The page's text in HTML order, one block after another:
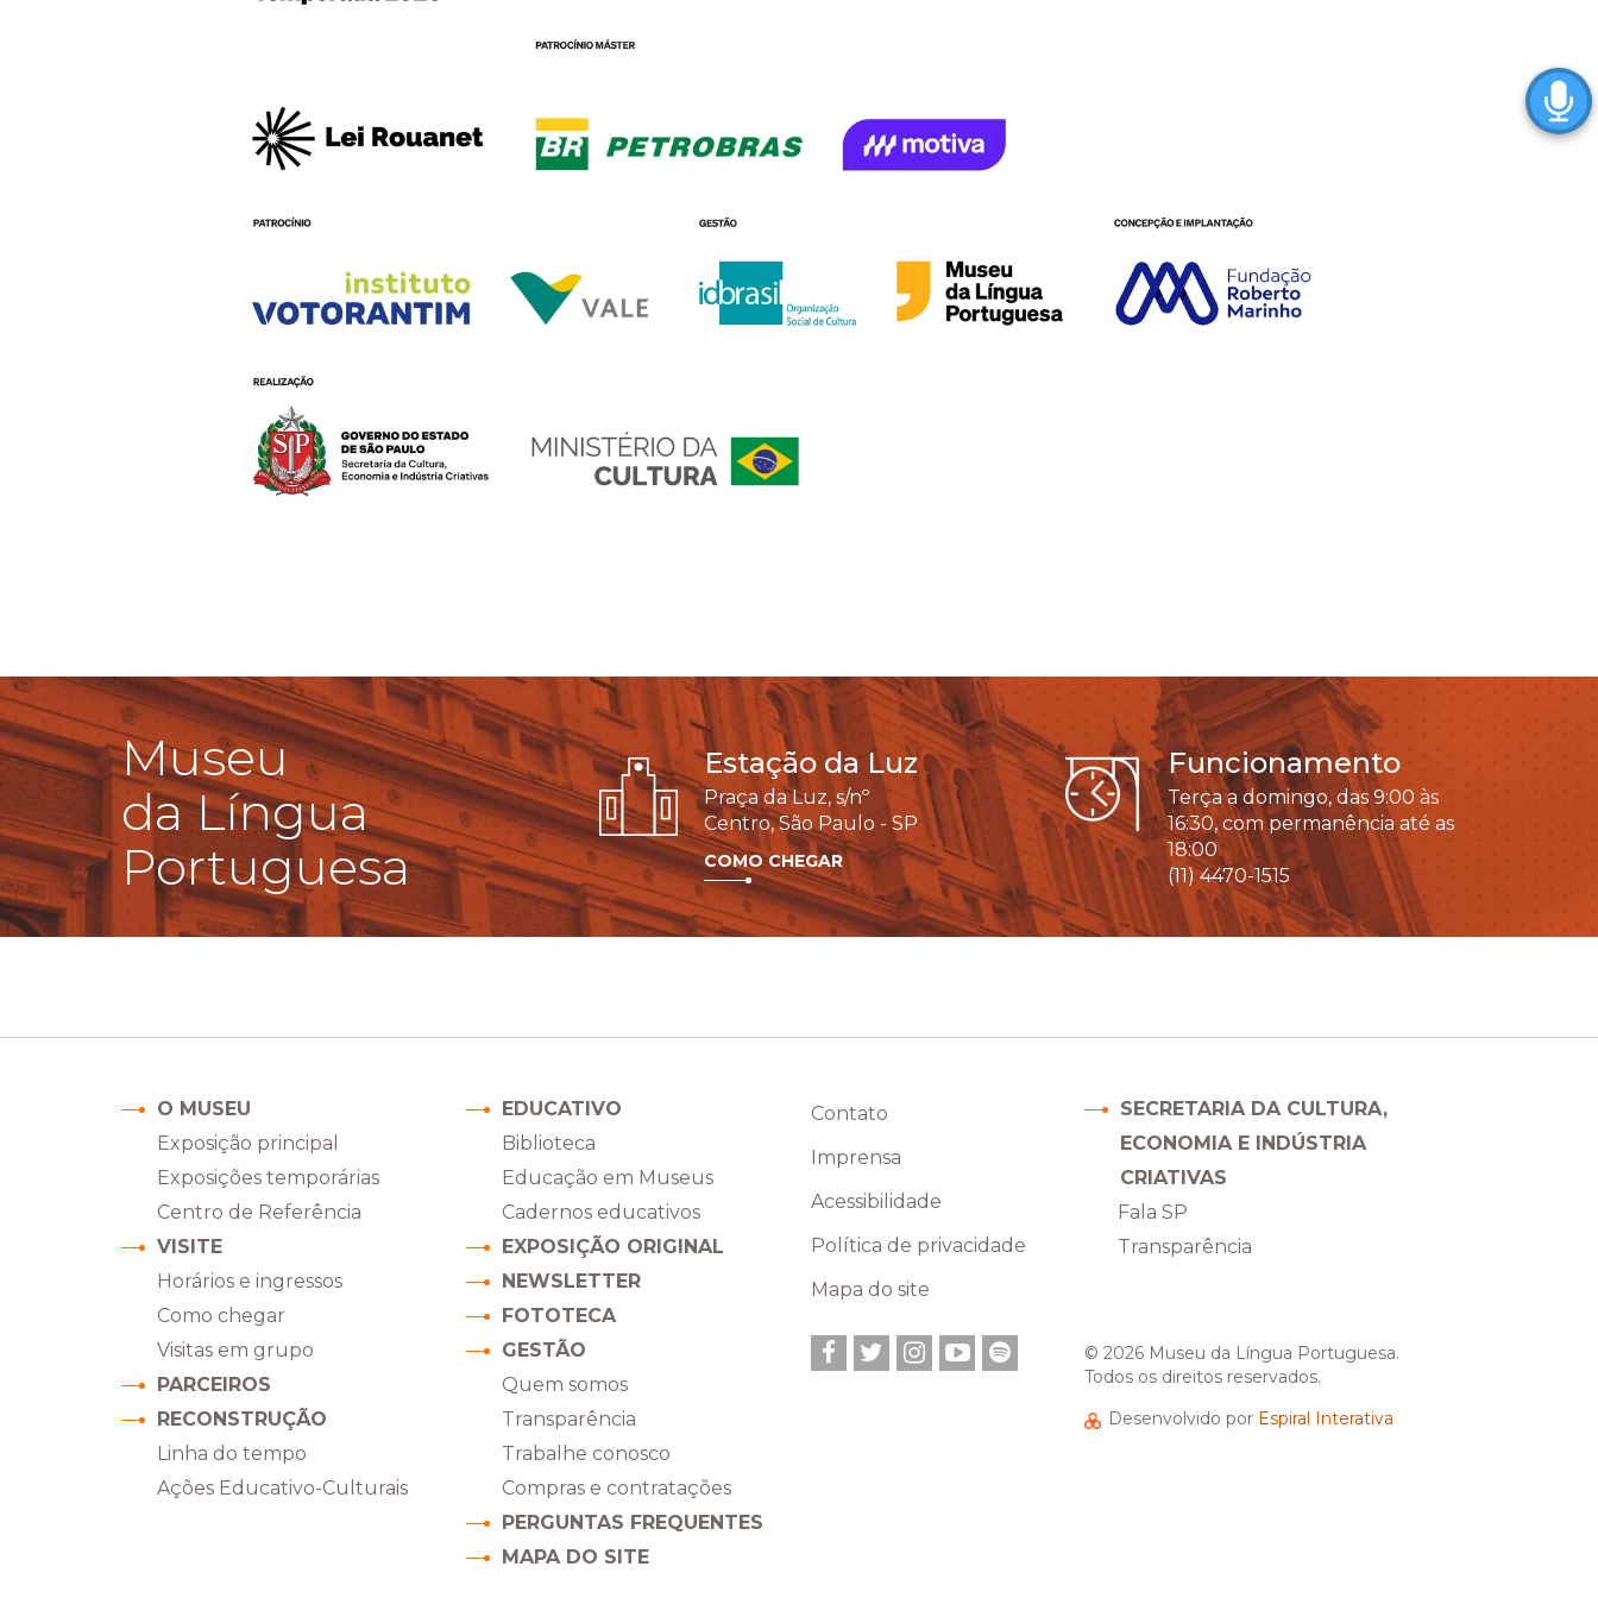
Museu
da Língua
Portuguesa
Estação da Luz
Praça da Luz, s/nº
Centro, São Paulo - SP
COMO CHEGAR
Funcionamento
Terça a domingo, das 9:00 às
16:30, com permanência até as
18:00
(11) 4470-1515
O MUSEU
Exposição principal
Exposições temporárias
Centro de Referência
VISITE
Horários e ingressos
Como chegar
Visitas em grupo
PARCEIROS
RECONSTRUÇÃO
Linha do tempo
Ações Educativo-Culturais
EDUCATIVO
Biblioteca
Educação em Museus
Cadernos educativos
EXPOSIÇÃO ORIGINAL
NEWSLETTER
FOTOTECA
GESTÃO
Quem somos
Transparência
Trabalhe conosco
Compras e contratações
PERGUNTAS FREQUENTES
MAPA DO SITE
Contato
Imprensa
Acessibilidade
Política de privacidade
Mapa do site
Facebook
Twitter
Instagram
YouTube
Spotify
SECRETARIA DA CULTURA,
ECONOMIA E INDÚSTRIA
CRIATIVAS
Fala SP
Transparência
© 2026 Museu da Língua Portuguesa.
Todos os direitos reservados.
Desenvolvido por Espiral Interativa